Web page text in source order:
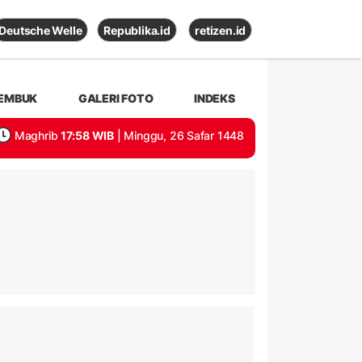
Deutsche Welle Republika.id retizen.id
GALERI FOTO INDEKS
Maghrib 17:58 WIB | Minggu, 26 Safar 1448